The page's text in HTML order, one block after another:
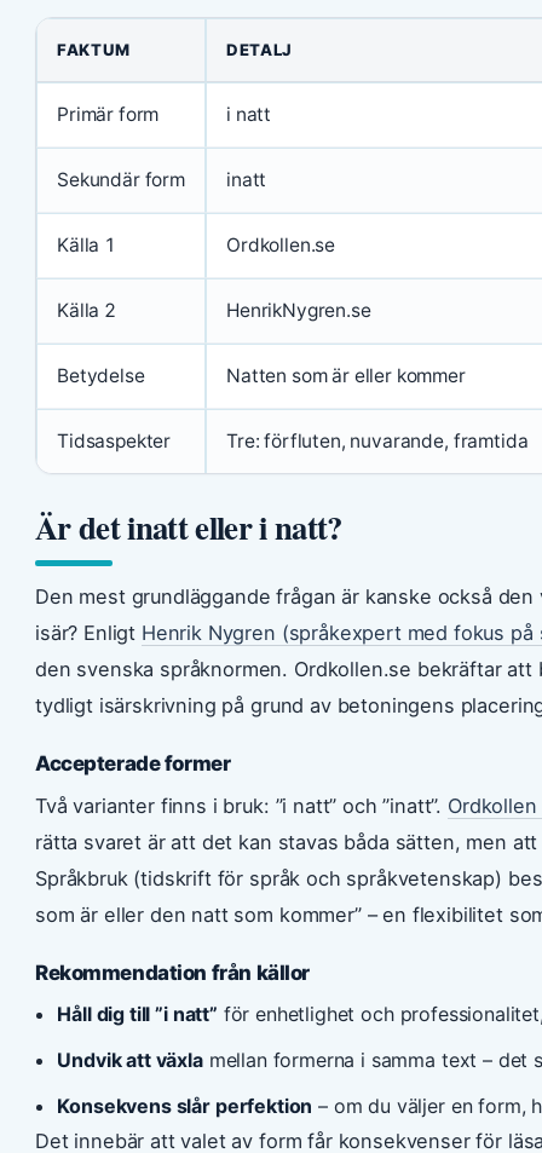
FAKTUM DETALJ
Primär form i natt
Sekundär form inatt
Källa 1 Ordkollen.se
Källa 2 HenrikNygren.se
Betydelse Natten som är eller kommer
Tidsaspekter Tre: förfluten, nuvarande, framtida
Är det inatt eller i natt?
Den mest grundläggande frågan är kanske också
isär? Enligt Henrik Nygren (språkexpert med fokus på
den svenska språknormen. Ordkollen.se bekräftar
tydligt isärskrivning på grund av betoningens
Accepterade former
Två varianter finns i bruk: ”i natt” och ”inatt”.
rätta svaret är att det kan stavas båda sätten, men
Språkbruk (tidskrift för språk och språkvetenskap)
som är eller den natt som kommer” – en flexibilitet
Rekommendation från källor
Håll dig till ”i natt” för enhetlighet och
Undvik att växlamellan formerna i samma text – det
Konsekvens slår perfektion – om du väljer en form,
Det innebär att valet av form får konsekvenser för